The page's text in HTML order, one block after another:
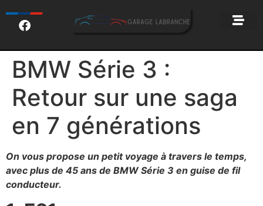
BMW Série 3 :
Retour sur une saga
en 7 générations
On vous propose un petit voyage à travers le temps,
avec plus de 45 ans de BMW Série 3 en guise de fil
conducteur.